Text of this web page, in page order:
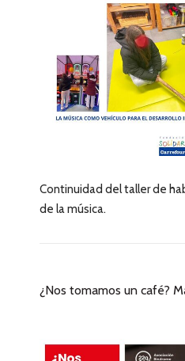
Continuidad del taller de
de la música.
¿Nos tomamos un café?